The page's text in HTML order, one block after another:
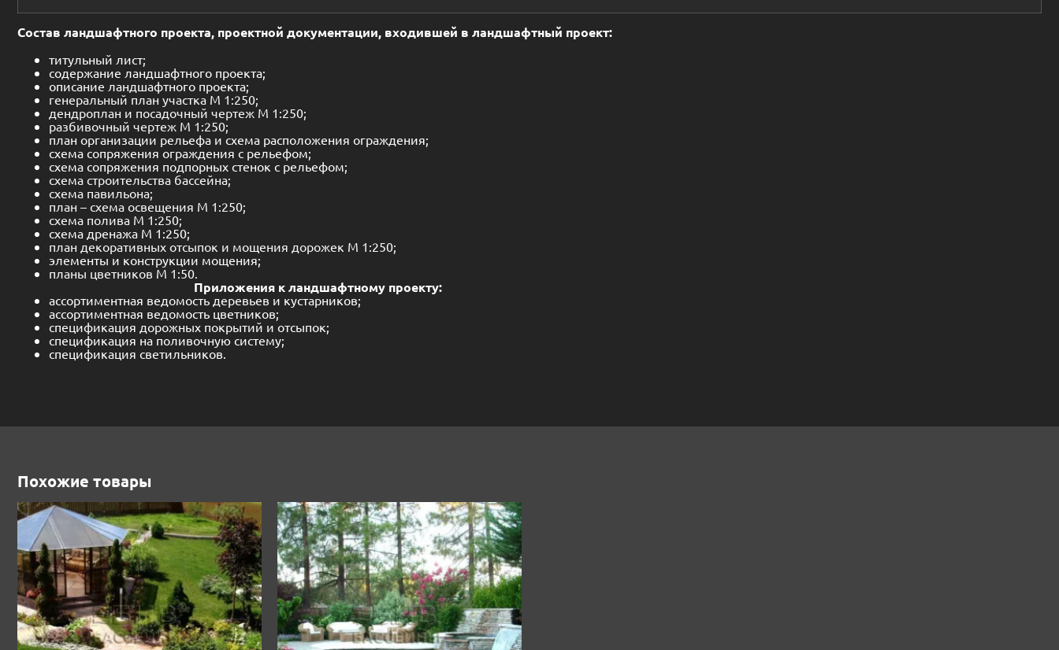
Состав ландшафтного проекта, проектной документации, входившей в ландшафтный проект:
титульный лист;
содержание ландшафтного проекта;
описание ландшафтного проекта;
генеральный план участка М 1:250;
дендроплан и посадочный чертеж М 1:250;
разбивочный чертеж М 1:250;
план организации рельефа и схема расположения ограждения;
схема сопряжения ограждения с рельефом;
схема сопряжения подпорных стенок с рельефом;
схема строительства бассейна;
схема павильона;
план – схема освещения М 1:250;
схема полива М 1:250;
схема дренажа М 1:250;
план декоративных отсыпок и мощения дорожек М 1:250;
элементы и конструкции мощения;
планы цветников М 1:50.
Приложения к ландшафтному проекту:
ассортиментная ведомость деревьев и кустарников;
ассортиментная ведомость цветников;
спецификация дорожных покрытий и отсыпок;
спецификация на поливочную систему;
спецификация светильников.
Похожие товары